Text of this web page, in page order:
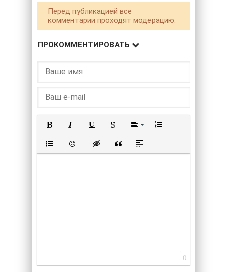
Перед публикацией все
комментарии проходят модерацию.
ПРОКОММЕНТИРОВАТЬ
Подчеркнутый
Маркированный список
Вставить смайлик
Вставка скрытого текста
Вставка цитаты
Вставка спойлера
0